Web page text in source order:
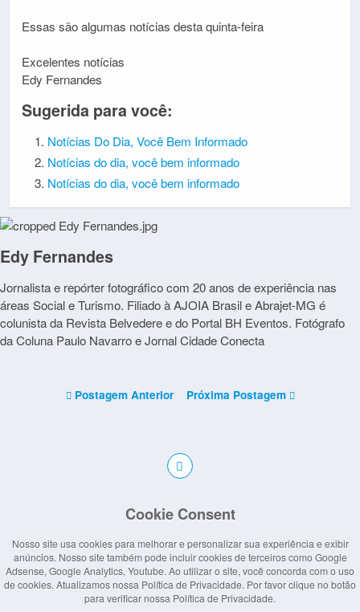
Essas são algumas notícias desta quinta-feira
Excelentes notícias
Edy Fernandes
Sugerida para você:
Notícias Do Dia, Você Bem Informado
Notícias do dia, você bem informado
Notícias do dia, você bem informado
Edy Fernandes
Jornalista e repórter fotográfico com 20 anos de experiência nas
áreas Social e Turismo. Filiado à AJOIA Brasil e Abrajet-MG é
colunista da Revista Belvedere e do Portal BH Eventos. Fotógrafo
da Coluna Paulo Navarro e Jornal Cidade Conecta
Postagem Anterior Próxima Postagem